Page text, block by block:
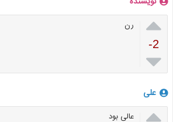

-2

رن
علی
 عالی بود